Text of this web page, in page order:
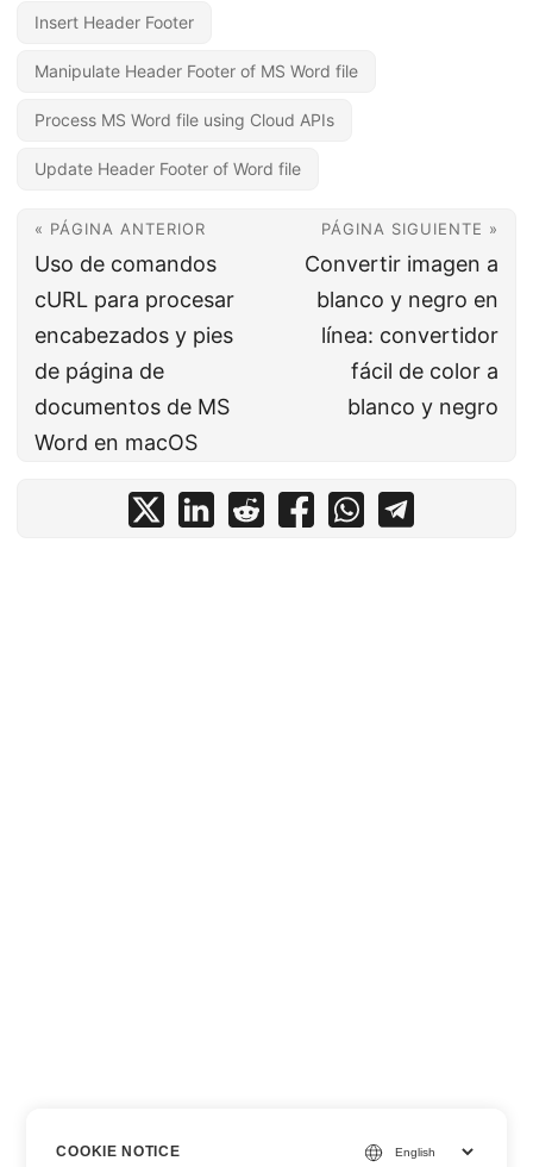
Insert Header Footer
Manipulate Header Footer of MS Word file
Process MS Word file using Cloud APIs
Update Header Footer of Word file
« PÁGINA ANTERIOR
Uso de comandos
cURL para procesar
encabezados y pies
de página de
documentos de MS
Word en macOS
PÁGINA SIGUIENTE »
Convertir imagen a
blanco y negro en
línea: convertidor
fácil de color a
blanco y negro
COOKIE NOTICE